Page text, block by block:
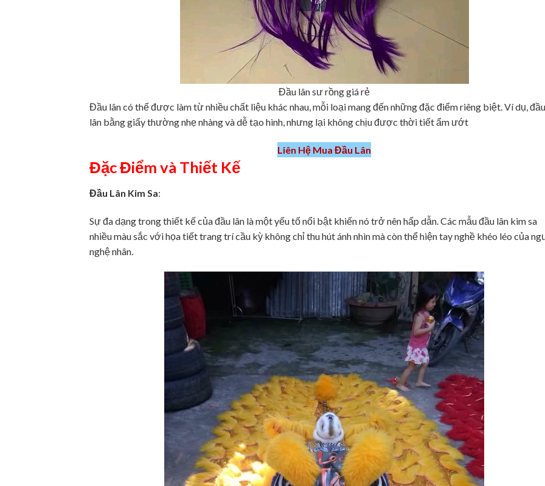
Đầu lân sư rồng giá rẻ
Đầu lân có thể được làm từ nhiều chất liệu khác nhau, mỗi loại mang đến những đặc điểm riêng biệt. Ví dụ, đầu
lân bằng giấy thường nhẹ nhàng và dễ tạo hình, nhưng lại không chịu được thời tiết ẩm ướt
Liên Hệ Mua Đầu Lân
Đặc Điểm và Thiết Kế
Đầu Lân Kim Sa:
Sự đa dạng trong thiết kế của đầu lân là một yếu tố nổi bật khiến nó trở nên hấp dẫn. Các mẫu đầu lân kim sa
nhiều màu sắc với họa tiết trang trí cầu kỳ không chỉ thu hút ánh nhìn mà còn thể hiện tay nghề khéo léo của
nghệ nhân.